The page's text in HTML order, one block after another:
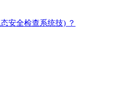
安全检查系统技) ？